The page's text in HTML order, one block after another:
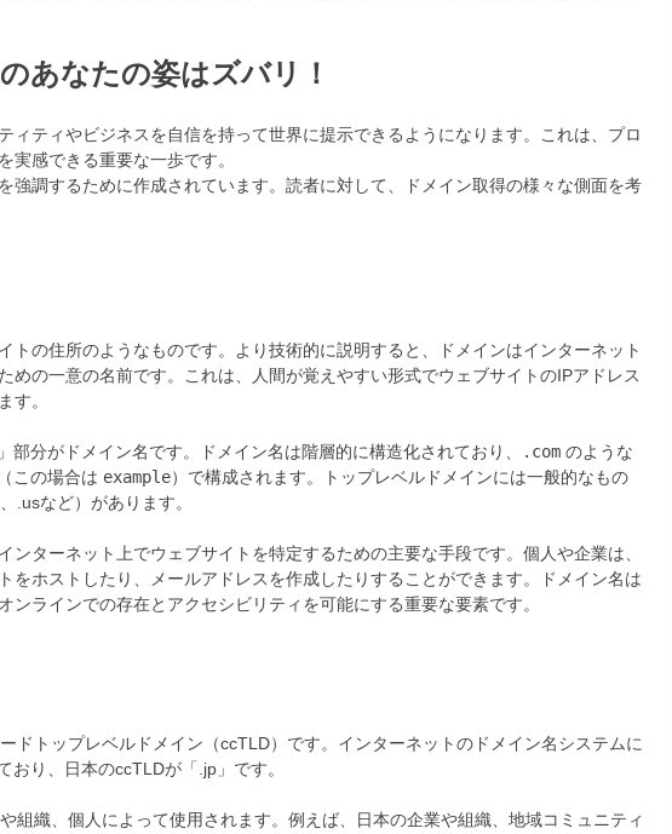
あなたの姿はズバリ！
ィティやビジネスを自信を持って世界に提示できるようになります。これは、プロ
実感できる重要な一歩です。
強調するために作成されています。読者に対して、ドメイン取得の様々な側面を考
トの住所のようなものです。より技術的に説明すると、ドメインはインターネット
めの一意の名前です。これは、人間が覚えやすい形式でウェブサイトのIPアドレス
す。
部分がドメイン名です。ドメイン名は階層的に構造化されており、 .com のような
この場合は example）で構成されます。トップレベルドメインには一般的なもの
.usなど）があります。
ンターネット上でウェブサイトを特定するための主要な手段です。個人や企業は、
をホストしたり、メールアドレスを作成したりすることができます。ドメイン名は
ラインでの存在とアクセシビリティを可能にする重要な要素です。
ドトップレベルドメイン（ccTLD）です。インターネットのドメイン名システムに
り、日本のccTLDが「.jp」です。
組織、個人によって使用されます。例えば、日本の企業や組織、地域コミュニティ